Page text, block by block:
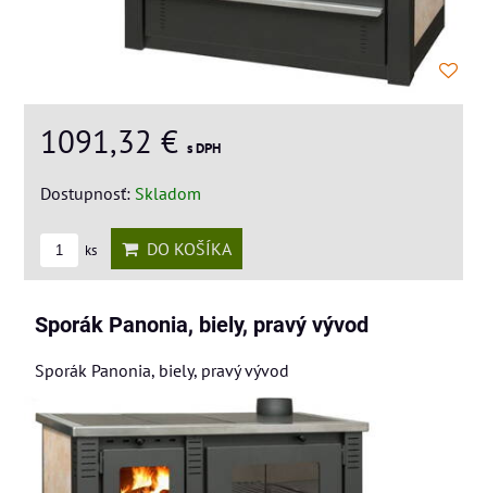
1091,32 € s DPH
Dostupnosť: Skladom
ks DO KOŠÍKA
Sporák Panonia, biely, pravý vývod
Sporák Panonia, biely, pravý vývod